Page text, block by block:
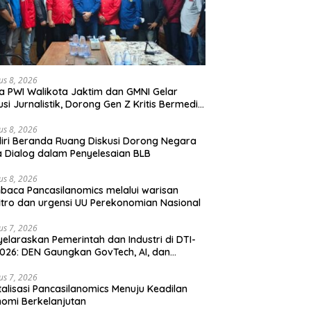
8, 2026
PWI Walikota Jaktim dan GMNI Gelar
Jurnalistik, Dorong Gen Z Kritis Bermedia
8, 2026
Beranda Ruang Diskusi Dorong Negara
Dialog dalam Penyelesaian BLB
8, 2026
Pancasilanomics melalui warisan
dan urgensi UU Perekonomian Nasional
7, 2026
Pemerintah dan Industri di DTI-
DEN Gaungkan GovTech, AI, dan
7, 2026
Pancasilanomics Menuju Keadilan
Berkelanjutan